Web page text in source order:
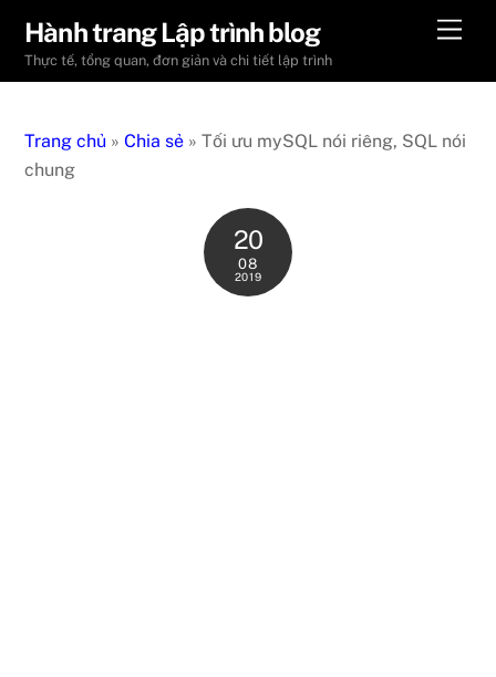
content
Hành trang Lập trình blog
Thực tế, tổng quan, đơn giản và chi tiết lập trình
Trang chủ »Chia sẻ »Tối ưu mySQL nói riêng, SQL nói
chung
20
08
2019